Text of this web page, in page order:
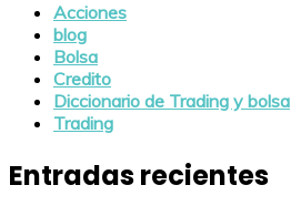
Acciones
blog
Bolsa
Credito
Diccionario de Trading y bolsa
Trading
Entradas recientes